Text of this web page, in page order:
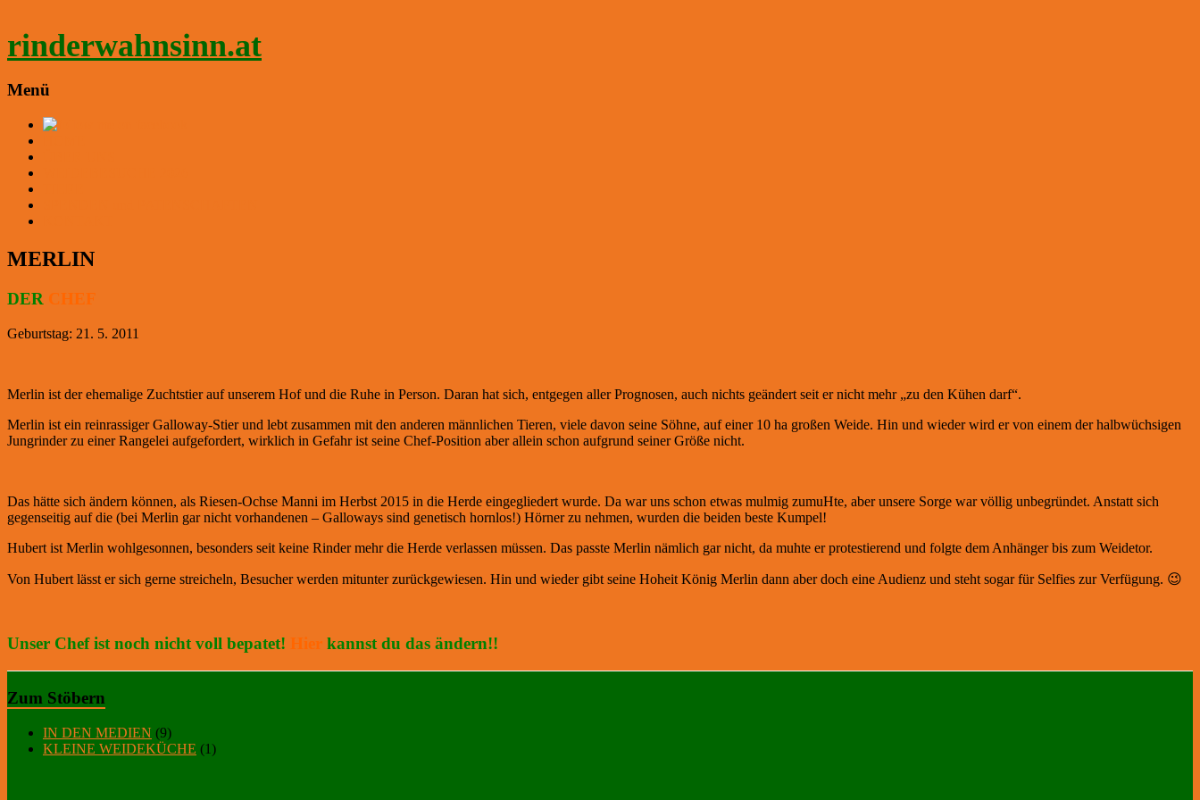
Inhalt
springen
rinderwahnsinn.at
Menü
MERLIN
DER CHEF
Geburtstag: 21. 5. 2011
Merlin ist der ehemalige Zuchtstier auf unserem Hof und die Ruhe in Person. Daran hat sich, entgegen aller Prognosen, auch nichts geändert seit er nicht mehr „zu den Kühen darf“.
Merlin ist ein reinrassiger Galloway-Stier und lebt zusammen mit den anderen männlichen Tieren, viele davon seine Söhne, auf einer 10 ha großen Weide. Hin und wieder wird er von einem der halbwüchsigen
Jungrinder zu einer Rangelei aufgefordert, wirklich in Gefahr ist seine Chef-Position aber allein schon aufgrund seiner Größe nicht.
Das hätte sich ändern können, als Riesen-Ochse Manni im Herbst 2015 in die Herde eingegliedert wurde. Da war uns schon etwas mulmig zumuHte, aber unsere Sorge war völlig unbegründet. Anstatt sich
gegenseitig auf die (bei Merlin gar nicht vorhandenen – Galloways sind genetisch hornlos!) Hörner zu nehmen, wurden die beiden beste Kumpel!
Hubert ist Merlin wohlgesonnen, besonders seit keine Rinder mehr die Herde verlassen müssen. Das passte Merlin nämlich gar nicht, da muhte er protestierend und folgte dem Anhänger bis zum Weidetor.
Von Hubert lässt er sich gerne streicheln, Besucher werden mitunter zurückgewiesen. Hin und wieder gibt seine Hoheit König Merlin dann aber doch eine Audienz und steht sogar für Selfies zur Verfügung. 😉
Unser Chef ist noch nicht voll bepatet! Hier kannst du das ändern!!
Zum Stöbern
IN DEN MEDIEN (9)
KLEINE WEIDEKÜCHE (1)